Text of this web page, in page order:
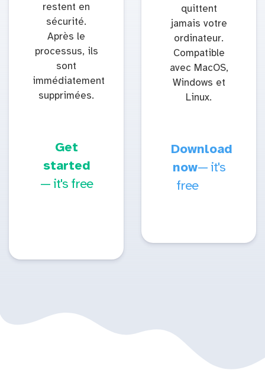
restent en
sécurité.
Après le
processus, ils
sont
immédiatement
supprimées.
Get
started
— it's free
quittent
jamais votre
ordinateur.
Compatible
avec MacOS,
Windows et
Linux.
Download
now— it's
free